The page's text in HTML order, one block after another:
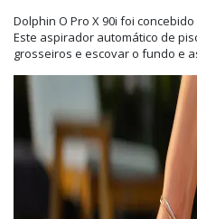
Dolphin O Pro X 90i foi
Este aspirador automático de
grosseiros e escovar o fundo e